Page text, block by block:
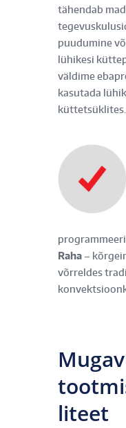
tähendab
puudumine
lühikesi
väldime
kasutada
küttetsüklites.
Raha –
võrreldes
liteet